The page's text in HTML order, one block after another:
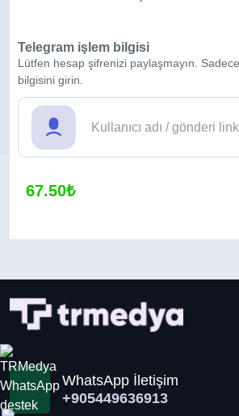
Telegram işlem bilgisi
Lütfen hesap şifrenizi paylaşmayın.
bilgisini girin.
67.50₺
WhatsApp İletişim
+905449636913